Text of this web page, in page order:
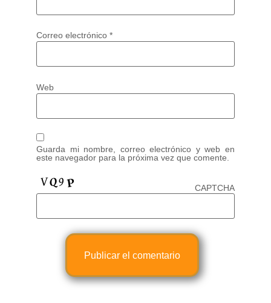
Correo electrónico *
Web
Guarda mi nombre, correo electrónico y web en
este navegador para la próxima vez que comente.
CAPTCHA